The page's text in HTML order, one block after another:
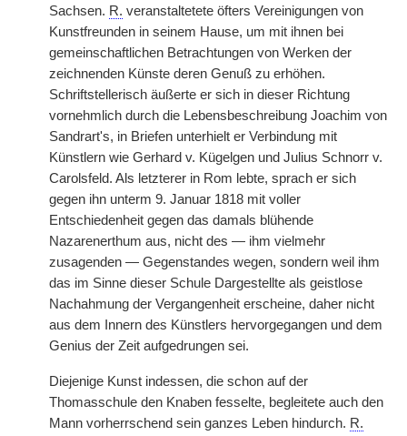
Sachsen. R. veranstaltetete öfters Vereinigungen von
Kunstfreunden in seinem Hause, um mit ihnen bei
gemeinschaftlichen Betrachtungen von Werken der
zeichnenden Künste deren Genuß zu erhöhen.
Schriftstellerisch äußerte er sich in dieser Richtung
vornehmlich durch die Lebensbeschreibung Joachim von
Sandrart's, in Briefen unterhielt er Verbindung mit
Künstlern wie Gerhard v. Kügelgen und Julius Schnorr v.
Carolsfeld. Als letzterer in Rom lebte, sprach er sich
gegen ihn unterm 9. Januar 1818 mit voller
Entschiedenheit gegen das damals blühende
Nazarenerthum aus, nicht des — ihm vielmehr
zusagenden — Gegenstandes wegen, sondern weil ihm
das im Sinne dieser Schule Dargestellte als geistlose
Nachahmung der Vergangenheit erscheine, daher nicht
aus dem Innern des Künstlers hervorgegangen und dem
Genius der Zeit aufgedrungen sei.
Diejenige Kunst indessen, die schon auf der
Thomasschule den Knaben fesselte, begleitete auch den
Mann vorherrschend sein ganzes Leben hindurch. R.